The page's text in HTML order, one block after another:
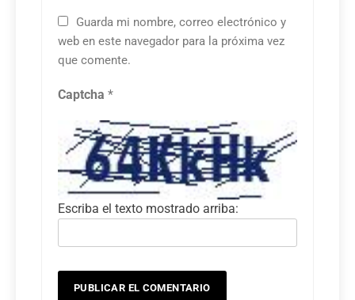
Guarda mi nombre, correo electrónico y
web en este navegador para la próxima vez
que comente.
Captcha *
Escriba el texto mostrado arriba: